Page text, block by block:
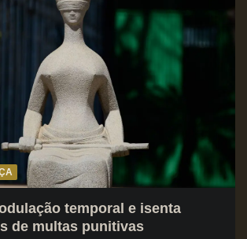
temporal e isenta
de multas punitivas